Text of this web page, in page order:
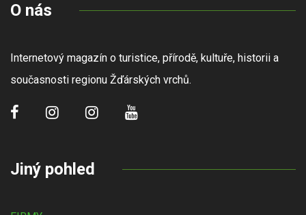
O nás
Internetový magazín o turistice, přírodě, kultuře, historii a
současnosti regionu Žďárských vrchů.
Jiný pohled